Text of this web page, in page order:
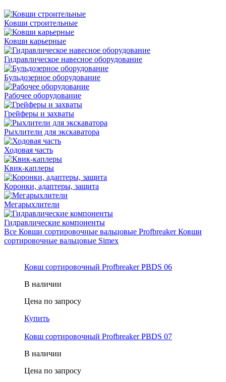
Ковши строительные
Ковши карьерные
Гидравлическое навесное оборудование
Бульдозерное оборудование
Рабочее оборудование
Грейферы и захваты
Рыхлители для экскаватора
Ходовая часть
Квик-каплеры
Коронки, адаптеры, защита
Мегарыхлители
Гидравлические компоненты
Все Ковши cортировочные вальцовые ProfbreakerКовши
сортировочные вальцовые Simex
Ковш cортировочный Profbreaker PBDS 06
В наличии
Цена по запросу
Купить
Ковш cортировочный Profbreaker PBDS 07
В наличии
Цена по запросу